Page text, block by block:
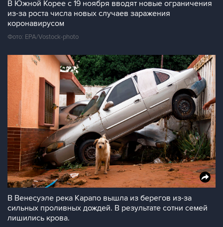
В Южной Корее с 19 ноября вводят новые ограничения
из-за роста числа новых случаев заражения
коронавирусом
Фото: EPA/Vostock-photo
В Венесуэле река Карапо вышла из берегов из-за
сильных проливных дождей. В результате сотни семей
лишились крова.